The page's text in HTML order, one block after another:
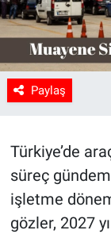
Paylaş
Türkiye’de
süreç
işletme
gözler, 2027